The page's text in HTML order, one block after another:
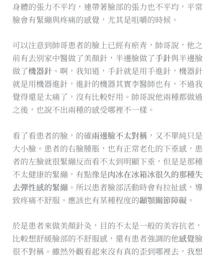
身體的張力不平均，連帶著臉部的張力也不平均，平常
臉會有緊繃與疼痛的感覺，尤其是咀嚼的時候。
可以注意到帥哥患者的臉上已經有瘀青，帥哥說，他之
前有去別家中醫做了美顏針，半邊臉做了手針與半邊臉
做了機器針。啊，我知道，手針就是用手進針，機器針
就是用機器進針，進針的機器其實李醫師也有，不過我
覺得還是太痛了，沒有比較好用。帥哥說他兩種都做過
之後，也說不出兩種的感受哪裡不一樣。
看了看患者的臉，的確兩邊臉不太對稱，又不單純只是
大小臉。患者的右臉腫脹，也有正常老化的下垂感，患
者的左臉就很緊繃反而看不太到明顯下垂，但是是那種
不太健康的緊繃，有點像是肉冰在冰箱冰很久的那種失
去彈性感的緊繃 。所以患者臉部活動時會有拉扯感，導
致疼痛不舒服。應該也有某種程度的顳顎關節障礙。
於是患者來做美顏針灸，目的不太是一般的美容抗老，
比較想舒緩臉部的不舒服感，還有患者強調的他感覺臉
很不對稱。雖然外觀看起來沒有真的歪到哪裡去，我想